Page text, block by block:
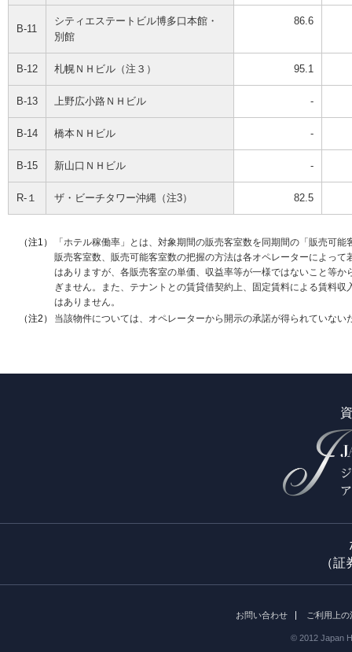
B-11
シティエステートビル博多口本館・
別館
86.6
B-12 札幌ＮＨビル（注３） 95.1
B-13 上野広小路ＮＨビル -
B-14 橋本ＮＨビル -
B-15 新山口ＮＨビル -
R-１ ザ・ビーチタワー沖縄（注3） 82.5
（注1）
「ホテル稼働率」とは、対象期間の販売客室数を同期間の「販売可
販売客室数、販売可能客室数の把握の方法は各オペレーターによっ
はありますが、各販売客室の単価、収益率等が一様ではないこと等
ぎません。また、テナントとの賃貸借契約上、固定賃料による賃料
はありません。
（注2）
当該物件については、オペレーターから開示の承諾が得られていな
（
お問い合わせ ご利用上の
© 2012 Japan